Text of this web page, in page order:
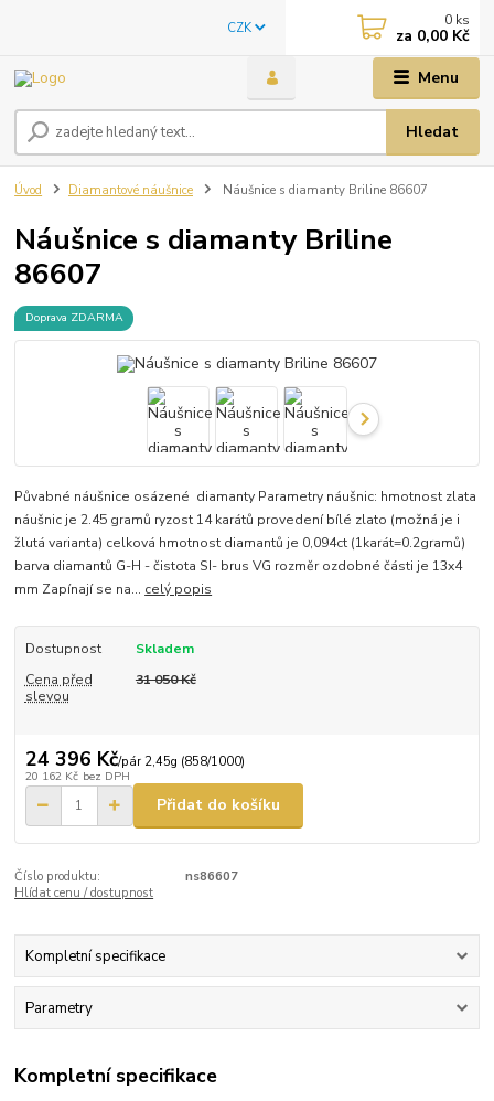
Menu
CZK
Hledat
0 ks
za 0,00 Kč
Úvod Diamantové náušnice Náušnice s diamanty Briline 86607
Náušnice s diamanty Briline
86607
Doprava ZDARMA
Půvabné náušnice osázené diamanty Parametry náušnic: hmotnost zlata
náušnic je 2.45 gramů ryzost 14 karátů provedení bílé zlato (možná je i
žlutá varianta) celková hmotnost diamantů je 0,094ct (1karát=0.2gramů)
barva diamantů G-H - čistota SI- brus VG rozměr ozdobné části je 13x4
mm Zapínají se na... celý popis
Dostupnost
Skladem
Cena před
slevou
31 050 Kč
24 396 Kč/pár 2,45g (858/1000)
20 162 Kč bez DPH
Přidat do košíku
Číslo produktu:
ns86607
Hlídat cenu / dostupnost
Kompletní specifikace
Parametry
Kompletní specifikace